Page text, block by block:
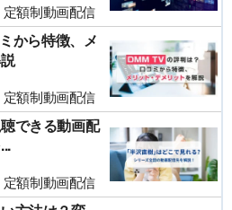
定額制動画配信
から特徴、メ
定額制動画配信
できる動画配
定額制動画配信